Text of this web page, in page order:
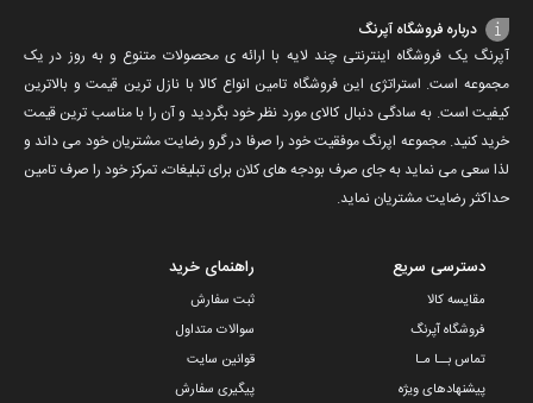
درباره فروشگاه آپرنگ
آپرنگ یک فروشگاه اینترنتی چند لایه با ارائه ی محصولات متنوع و به روز در یک
مجموعه است. استراتژی این فروشگاه تامین انواع کالا با نازل ترین قیمت و بالاترین
کیفیت است. به سادگی دنبال کالای مورد نظر خود بگردید و آن را با مناسب ترین قیمت
خرید کنید. مجموعه اپرنگ موفقیت خود را صرفا در گرو رضایت مشتریان خود می داند و
لذا سعی می نماید به جای صرف بودجه های کلان برای تبلیغات، تمرکز خود را صرف تامین
حداکثر رضایت مشتریان نماید‌.
دسترسی سریع
مقایسه کالا
فروشگاه آپرنگ
تماس بــا مـا
پیشنهادهای ویژه
راهنمای خرید
ثبت سفارش
سوالات متداول
قوانین سایت
پیگیری سفارش